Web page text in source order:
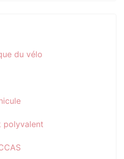
du vélo
polyvalent